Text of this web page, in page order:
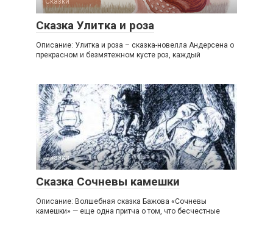
Сказка Улитка и роза
Описание: Улитка и роза – сказка-новелла Андерсена о
прекрасном и безмятежном кусте роз, каждый
Сказки
Сказка Сочневы камешки
Описание: Волшебная сказка Бажова «Сочневы
камешки» — еще одна притча о том, что бесчестные